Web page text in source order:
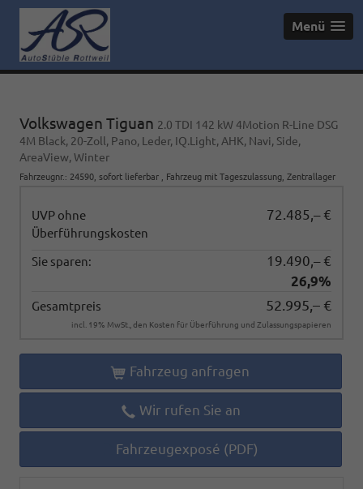
Menü
Volkswagen Tiguan 2.0 TDI 142 kW 4Motion R-Line DSG
4M Black, 20-Zoll, Pano, Leder, IQ.Light, AHK, Navi, Side,
AreaView, Winter
Fahrzeugnr. : 24590 sofort lieferbar Fahrzeug mit Tageszulassung , Zentrallager
UVP ohne
Überführungskosten
72.485,– €
Sie sparen:
19.490,– €
26,9%
Gesamtpreis 52.995,– €
incl. 19% MwSt., den Kosten für Überführung und Zulassungspapieren
Fahrzeug anfragen
Wir rufen Sie an
Fahrzeugexposé (PDF)